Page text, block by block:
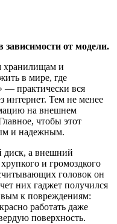
зависимости от модели.
хранилищам и
в мире, где
— практически вся
интернет. Тем не менее
на внешнем
чтобы этот
и надежным.
диск, а внешний
и громоздкого
головок он
них гаджет получился
к повреждениям:
работать даже
поверхность.